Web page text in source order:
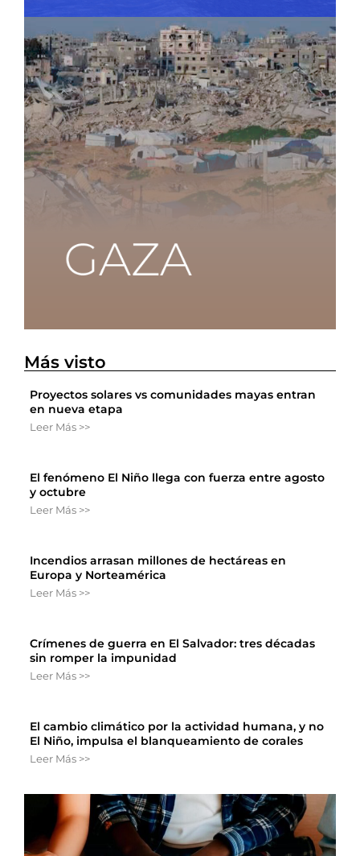
Más visto
Proyectos solares vs comunidades mayas entran
en nueva etapa
Leer Más >>
El fenómeno El Niño llega con fuerza entre agosto
y octubre
Leer Más >>
Incendios arrasan millones de hectáreas en
Europa y Norteamérica
Leer Más >>
Crímenes de guerra en El Salvador: tres décadas
sin romper la impunidad
Leer Más >>
El cambio climático por la actividad humana, y no
El Niño, impulsa el blanqueamiento de corales
Leer Más >>